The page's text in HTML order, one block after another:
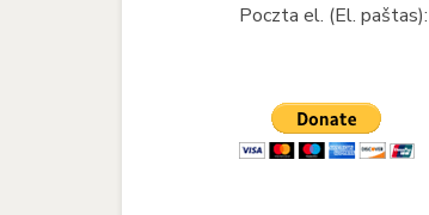
Poczta el. (El. paštas):